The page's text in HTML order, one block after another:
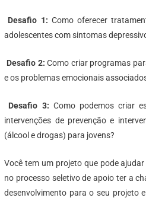
Desafio 1: Como oferecer
adolescentes com sintomas
Desafio 2: Como criar programas
e os problemas emocionais
Desafio 3: Como podemos criar
intervenções de prevenção e
(álcool e drogas) para jovens?
Você tem um projeto que pode
no processo seletivo de apoio ter a
desenvolvimento para o seu projeto